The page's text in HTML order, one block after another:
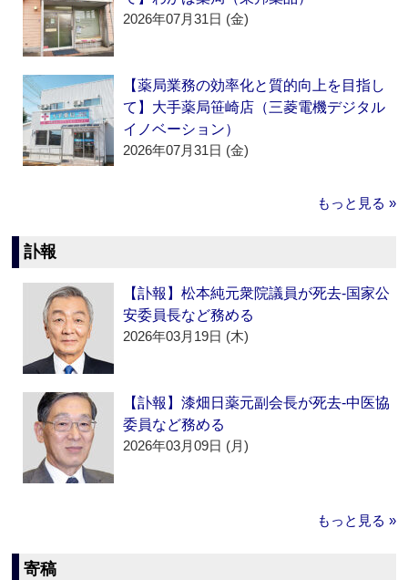
2026年07月31日 (金)
【薬局業務の効率化と質的向上を目指し
て】大手薬局笹崎店（三菱電機デジタル
イノベーション）
2026年07月31日 (金)
もっと見る »
訃報
【訃報】松本純元衆院議員が死去‐国家公
安委員長など務める
2026年03月19日 (木)
【訃報】漆畑日薬元副会長が死去‐中医協
委員など務める
2026年03月09日 (月)
もっと見る »
寄稿